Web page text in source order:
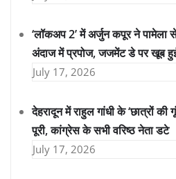
‘लॉकअप 2’ में अर्जुन कपूर ने पामेला
अंदाज में प्रपोज, जजमेंट डे पर खूब
July 17, 2026
देहरादून में राहुल गांधी के ‘छात्रों की
पूरी, कांग्रेस के सभी वरिष्ठ नेता डटे
July 17, 2026